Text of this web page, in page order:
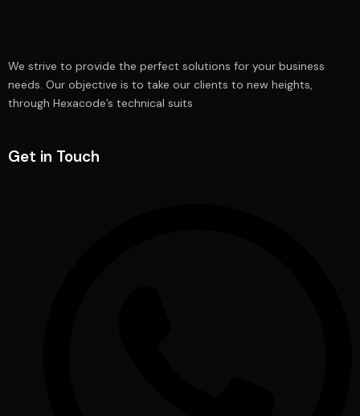
We strive to provide the perfect solutions for your business
needs. Our objective is to take our clients to new heights,
through Hexacode’s technical suits
Get in Touch